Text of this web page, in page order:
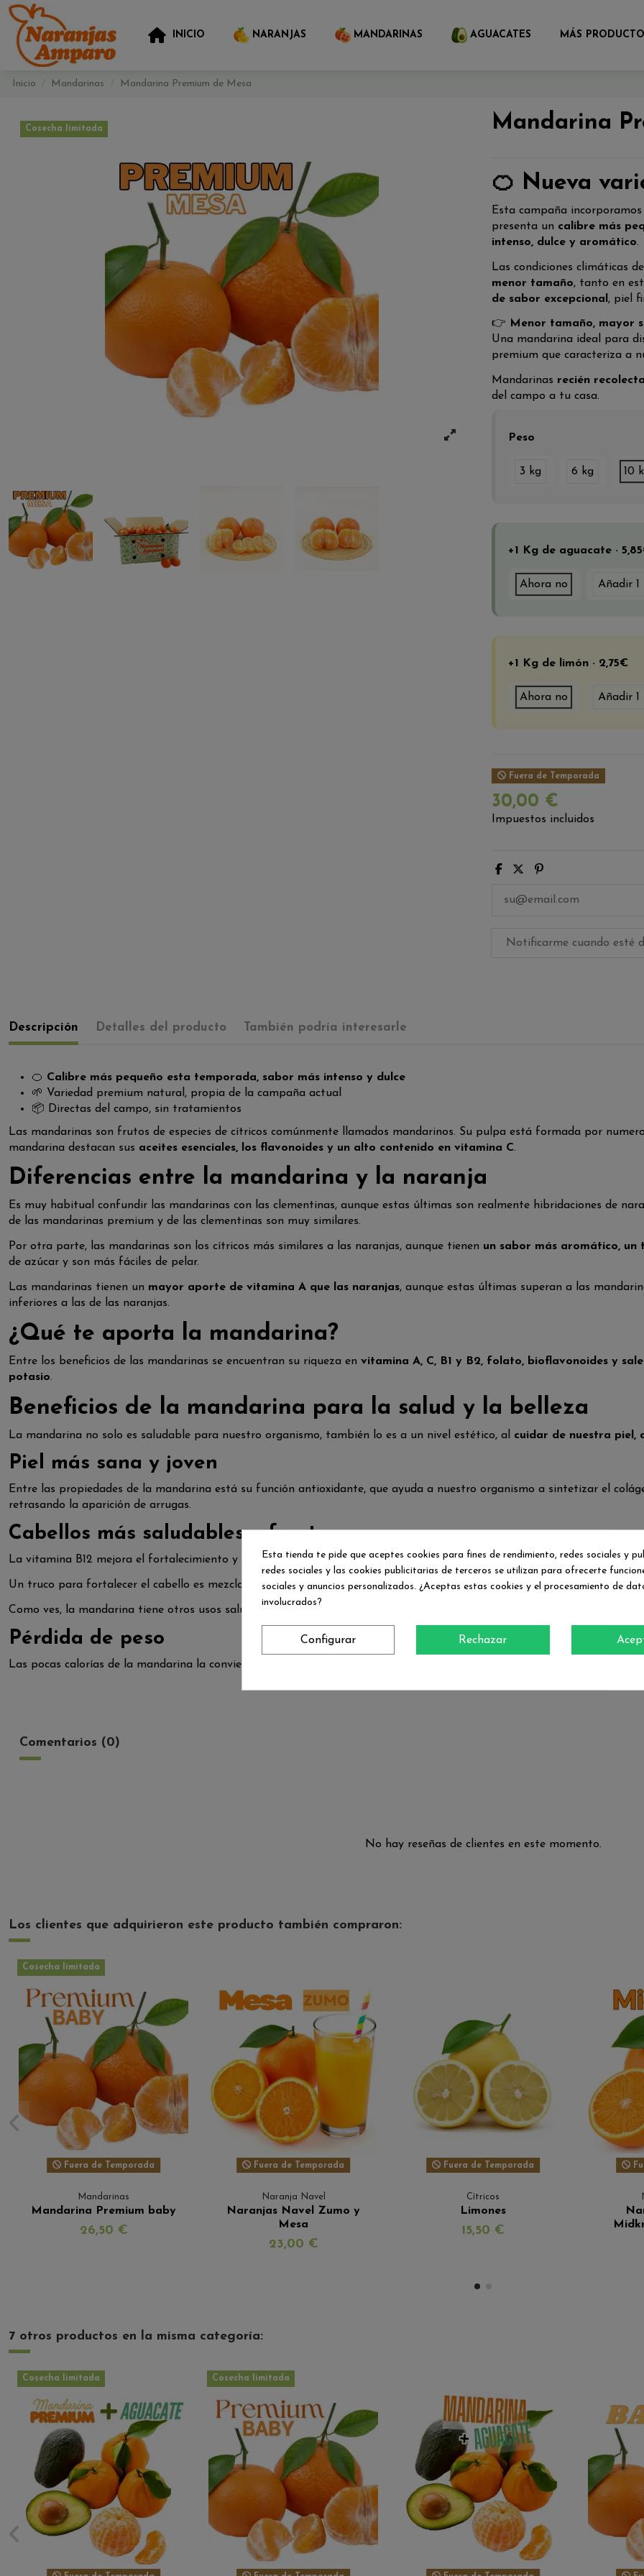
INICIO NARANJAS MANDARINAS AGUACATES MÁS
Inicio Mandarinas Mandarina Premium de Mesa
Cosecha limitada Mandarina
🍊 Nueva
Esta campaña
presenta un calibre más
intenso, dulce y aromático.
Las condiciones climáticas
menor tamaño, tanto en
de sabor excepcional , piel
👉 Menor tamaño, mayor
Una mandarina ideal para
premium que caracteriza a
Mandarinas recién
del campo a tu casa.
Peso
3 kg 6 kg 10
+1 Kg de aguacate ·
Ahora no Añadir 1
+1 Kg de limón · 2,75€
Ahora no Añadir 1
Fuera de Temporada
30,00 €
Impuestos incluidos
Descripción Detalles del producto También podría interesarle
🍊 Calibre más pequeño esta temporada, sabor más intenso y dulce
🌱 Variedad premium natural, propia de la campaña actual
📦 Directas del campo, sin tratamientos
Las mandarinas son frutos de especies de cítricos comúnmente llamados mandarinos. Su pulpa está formada por
mandarina destacan sus aceites esenciales, los flavonoides y un alto contenido en vitamina C.
Diferencias entre la mandarina y la naranja
Es muy habitual confundir las mandarinas con las clementinas, aunque estas últimas son realmente hibridaciones de
de las mandarinas premium y de las clementinas son muy similares.
Por otra parte, las mandarinas son los cítricos más similares a las naranjas, aunque tienen un sabor más aromático, un
de azúcar y son más fáciles de pelar.
Las mandarinas tienen un mayor aporte de vitamina A que las naranjas, aunque estas últimas superan a las
inferiores a las de las naranjas.
¿Qué te aporta la mandarina?
Entre los beneficios de las mandarinas se encuentran su riqueza en vitamina A, C, B1 y B2, folato, bioflavonoides y
potasio.
Beneficios de la mandarina para la salud y la belleza
La mandarina no solo es saludable para nuestro organismo, también lo es a un nivel estético, al cuidar de nuestra piel,
Piel más sana y joven
Entre las propiedades de la mandarina está su función antioxidante, que ayuda a nuestro organismo a sintetizar el
retrasando la aparición de arrugas.
Cabellos más saludables y fuertes
La vitamina B12 mejora el fortalecimiento y el crecimiento del cabello, reduciendo la aparición de canas y evitando su
Un truco para fortalecer el cabello es mezclar aceites esenciales y zumo de mandarina, aplicarlos en la cabeza y,
Como ves, la mandarina tiene otros usos saludables aparte de los gastronómicos.
Pérdida de peso
Las pocas calorías de la mandarina la convierten en una fruta muy popular a la hora de seguir una dieta adelgazante.
Comentarios (0)
No hay reseñas de clientes en este momento.
Los clientes que adquirieron este producto también compraron:
Cosecha limitada
Fuera de Temporada
Mandarinas
Mandarina Premium baby
26,50 €
Fuera de Temporada
Naranja Navel
Naranjas Navel Zumo y
Mesa
23,00 €
Fuera de Temporada
Cítricos
Limones
15,50 €
7 otros productos en la misma categoría:
Cosecha limitada Cosecha limitada
Esta tienda te pide que aceptes cookies para fines de rendimiento, redes sociales y
redes sociales y las cookies publicitarias de terceros se utilizan para ofrecerte
sociales y anuncios personalizados. ¿Aceptas estas cookies y el procesamiento de
involucrados?
Configurar Rechazar